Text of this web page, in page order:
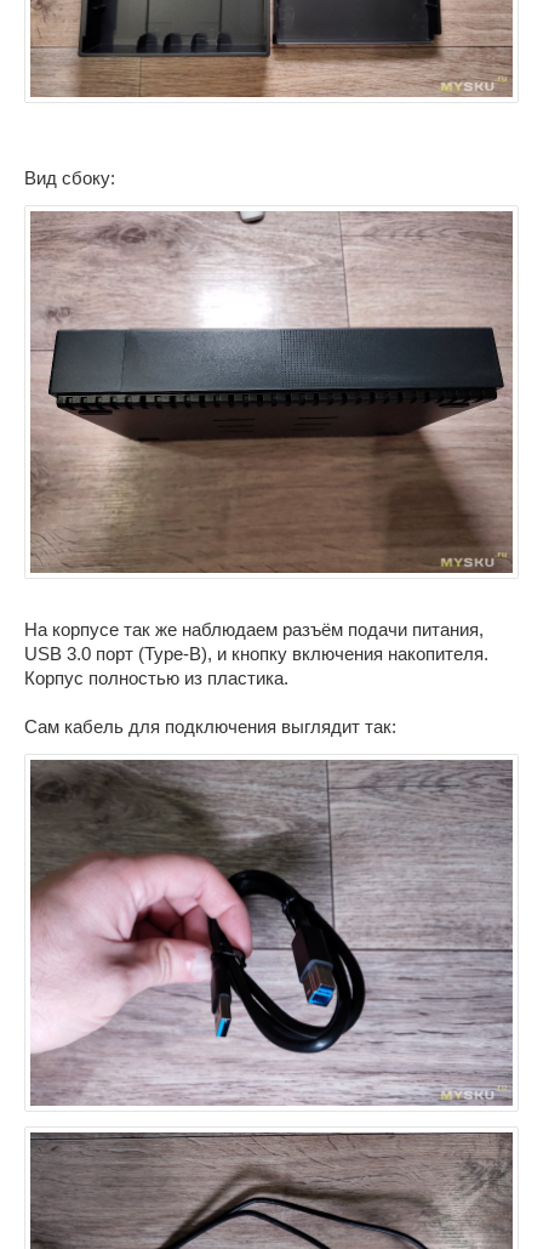
Вид сбоку:
На корпусе так же наблюдаем разъём подачи питания,
USB 3.0 порт (Type-B), и кнопку включения накопителя.
Корпус полностью из пластика.
Сам кабель для подключения выглядит так: